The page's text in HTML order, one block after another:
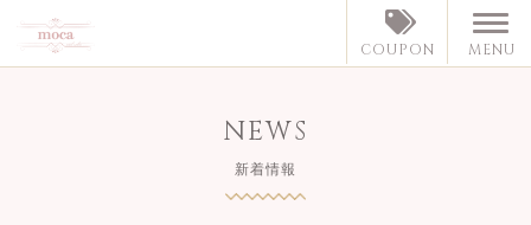
COUPON MENU
NEWS
新着情報